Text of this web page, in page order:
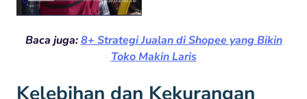
Baca juga:8+ Strategi Jualan di Shopee yang Bikin
Toko Makin Laris
Kelebihan dan Kekurangan